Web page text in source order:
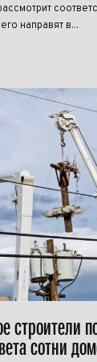
направят в...
строители
сотни